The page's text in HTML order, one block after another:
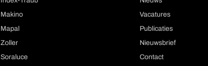
Makino
Mapal
Zoller
Soraluce
Vacatures
Publicaties
Nieuwsbrief
Contact